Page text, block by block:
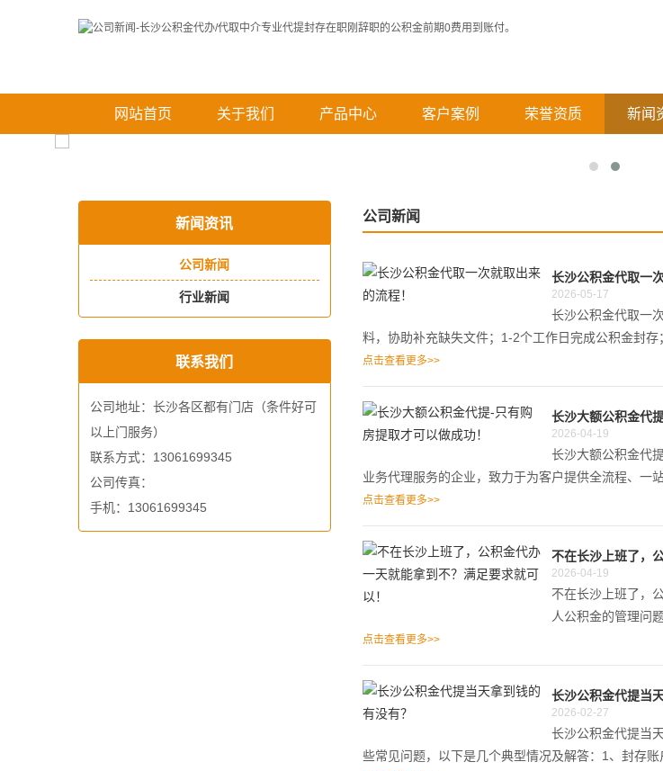
网站首页 关于我们 产品中心 客户案例 荣誉资质 新闻
新闻资讯
公司新闻
行业新闻
联系我们
公司地址：长沙各区都有门店（条件好可
以上门服务）
联系方式：13061699345
公司传真：
手机：13061699345
公司新闻
长沙公积金代取一
2026-05-17
长沙公积金代取一
料，协助补充缺失文件；1-2个工作日完成公积金封存
点击查看更多>>
长沙大额公积金代
2026-04-19
长沙大额公积金代
业务代理服务的企业，致力于为客户提供全流程、一
点击查看更多>>
不在长沙上班了，
2026-04-19
不在长沙上班了，
人公积金的管理问
点击查看更多>>
长沙公积金代提当
2026-02-27
长沙公积金代提当
些常见问题，以下是几个典型情况及解答：1、封存账